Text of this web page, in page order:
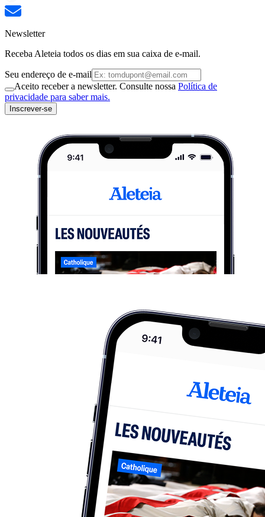
Newsletter
Receba Aleteia todos os dias em sua caixa de e-mail.
Seu endereço de e-mail
Aceito receber a newsletter. Consulte nossa Política de
privacidade para saber mais.
Inscrever-se